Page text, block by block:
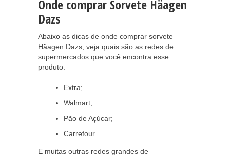
Onde comprar Sorvete Häagen
Dazs
Abaixo as dicas de onde comprar sorvete
Häagen Dazs, veja quais são as redes de
supermercados que você encontra esse
produto:
Extra;
Walmart;
Pão de Açúcar;
Carrefour.
E muitas outras redes grandes de